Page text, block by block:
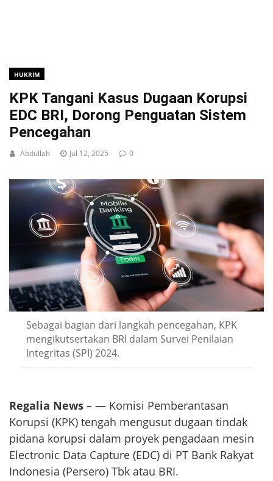
HUKRIM
KPK Tangani Kasus Dugaan Korupsi
EDC BRI, Dorong Penguatan Sistem
Pencegahan
Abdullah Jul 12, 2025 0
Sebagai bagian dari langkah pencegahan, KPK
mengikutsertakan BRI dalam Survei Penilaian
Integritas (SPI) 2024.
Regalia News – — Komisi Pemberantasan
Korupsi (KPK) tengah mengusut dugaan tindak
pidana korupsi dalam proyek pengadaan mesin
Electronic Data Capture (EDC) di PT Bank Rakyat
Indonesia (Persero) Tbk atau BRI.